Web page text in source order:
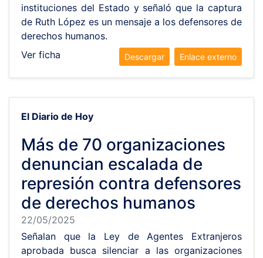
instituciones del Estado y señaló que la captura
de Ruth López es un mensaje a los defensores de
derechos humanos.
Ver ficha
Enlace externo
Descargar
El Diario de Hoy
Más de 70 organizaciones
denuncian escalada de
represión contra defensores
de derechos humanos
22/05/2025
Señalan que la Ley de Agentes Extranjeros
aprobada busca silenciar a las organizaciones